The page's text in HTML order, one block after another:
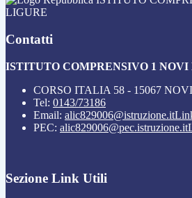
LIGURE
Contatti
ISTITUTO COMPRENSIVO 1 NOVI
CORSO ITALIA 58 - 15067
Tel: 0143/73186
Email: alic829006@istruzione.it
PEC: alic829006@pec.istruzione.it
Sezione Link Utili